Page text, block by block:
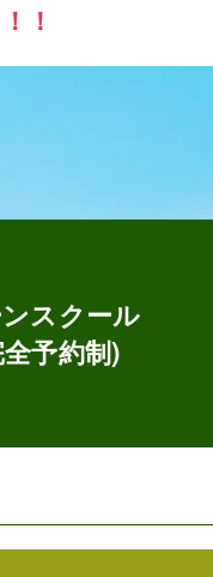
！
スクール
予約制)